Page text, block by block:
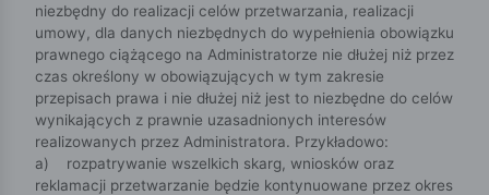
niezbędny do realizacji celów przetwarzania, realizacji
umowy, dla danych niezbędnych do wypełnienia obowiązku
prawnego ciążącego na Administratorze nie dłużej niż przez
czas określony w obowiązujących w tym zakresie
przepisach prawa i nie dłużej niż jest to niezbędne do celów
wynikających z prawnie uzasadnionych interesów
realizowanych przez Administratora. Przykładowo:
a) rozpatrywanie wszelkich skarg, wniosków oraz
reklamacji przetwarzanie będzie kontynuowane przez okres